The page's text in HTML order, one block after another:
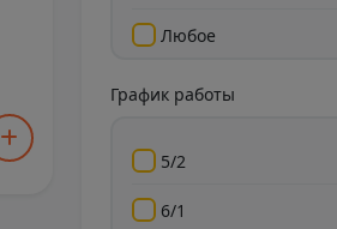
Любое
График работы
5/2
6/1